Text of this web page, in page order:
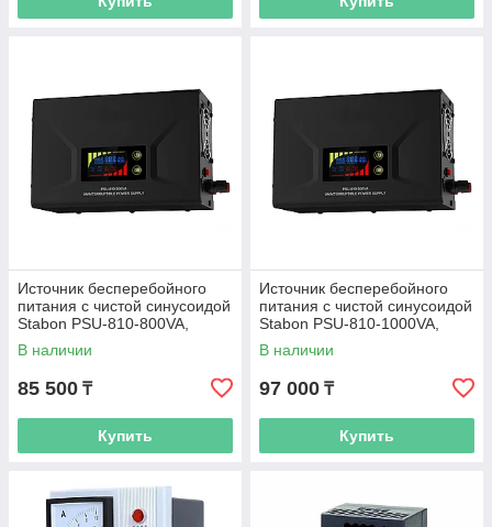
Источник бесперебойного
питания с чистой синусоидой
Stabon PSU-810-800VA,
220В, 800ВА
В наличии
85 500 ₸
Купить
Источник бесперебойного
питания с чистой синусоидой
Stabon PSU-810-1000VA,
220В, 1000ВА
В наличии
97 000 ₸
Купить